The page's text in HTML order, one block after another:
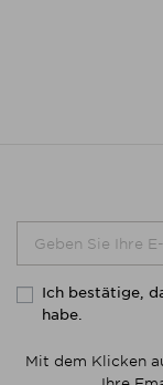
Ich bestätige,
habe.
Mit dem Klicken